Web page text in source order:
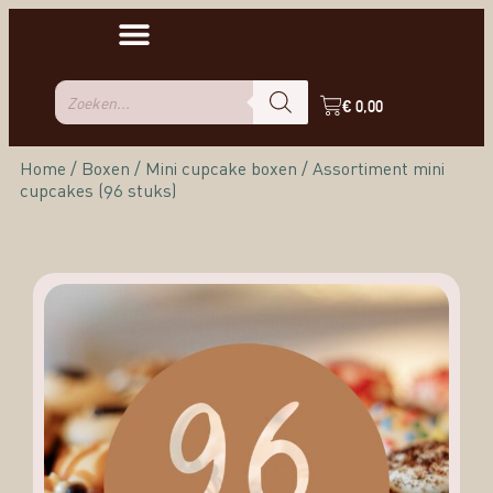
€0,00
Home / Boxen / Mini cupcake boxen / Assortiment mini
cupcakes (96 stuks)